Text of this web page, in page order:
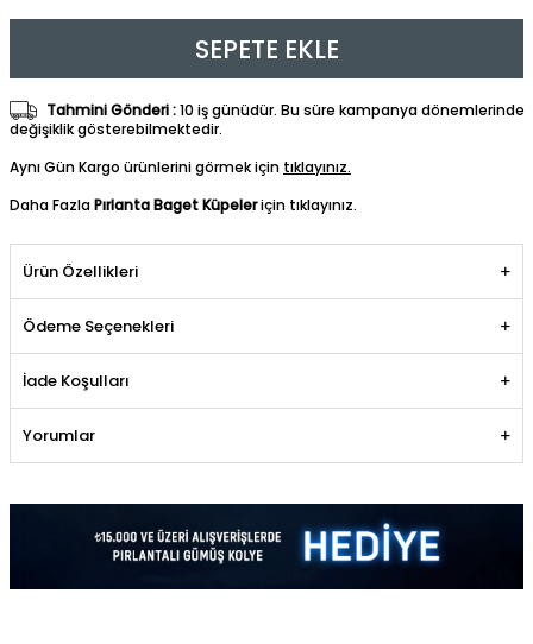
SEPETE EKLE
Tahmini Gönderi :10 iş günüdür. Bu süre kampanya dönemlerinde
değişiklik gösterebilmektedir.
Aynı Gün Kargo ürünlerini görmek için tıklayınız.
Daha FazlaPırlanta Baget Küpeleriçin tıklayınız.
Ürün Özellikleri
Ödeme Seçenekleri
İade Koşulları
Yorumlar